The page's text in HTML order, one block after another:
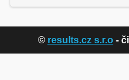
© results.cz s.r.o-